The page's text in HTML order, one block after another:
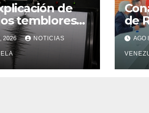
de
temblores
en
2026 NOTICIAS
de
AGO